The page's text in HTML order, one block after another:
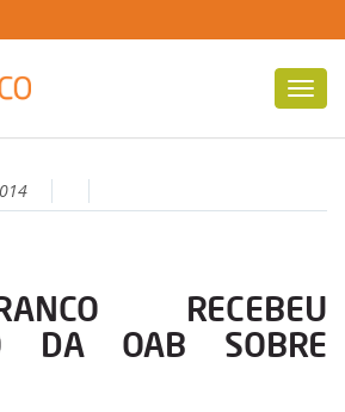
RECEBEU
DA OAB SOBRE